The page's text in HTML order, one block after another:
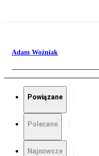
Adam Woźniak
Powiązane
Polecane
Najnowsze